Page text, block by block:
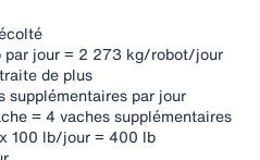
par jour = 2 273 kg/robot/jour
de plus
supplémentaires par jour
= 4 vaches supplémentaires
100 lb/jour = 400 lb